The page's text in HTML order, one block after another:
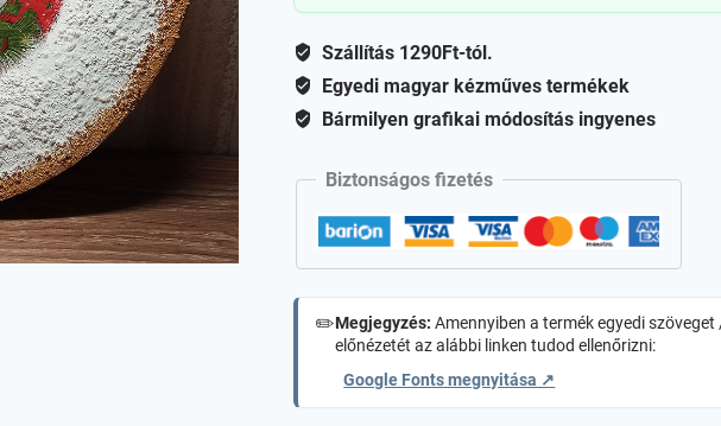
Szállítás 1290Ft-tól.
Egyedi magyar kézműves termékek
Bármilyen grafikai módosítás ingyenes
Biztonságos fizetés
✏️Megjegyzés: Amennyiben a termék egyedi
előnézetét az alábbi linken tudod ellenőrizni:
Google Fonts megnyitása ↗